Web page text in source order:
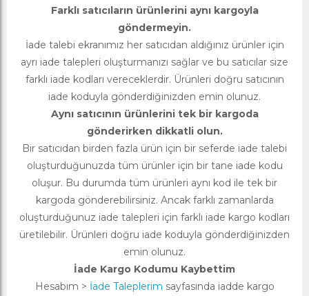
Farklı satıcıların ürünlerini aynı kargoyla
göndermeyin.
İade talebi ekranımız her satıcıdan aldığınız ürünler için
ayrı iade talepleri oluşturmanızı sağlar ve bu satıcılar size
farklı iade kodları vereceklerdir. Ürünleri doğru satıcının
iade koduyla gönderdiğinizden emin olunuz.
Aynı satıcının ürünlerini tek bir kargoda
gönderirken dikkatli olun.
Bir satıcıdan birden fazla ürün için bir seferde iade talebi
oluşturduğunuzda tüm ürünler için bir tane iade kodu
oluşur. Bu durumda tüm ürünleri aynı kod ile tek bir
kargoda gönderebilirsiniz. Ancak farklı zamanlarda
oluşturduğunuz iade talepleri için farklı iade kargo kodları
üretilebilir. Ürünleri doğru iade koduyla gönderdiğinizden
emin olunuz.
İade Kargo Kodumu Kaybettim
Hesabım > İade Taleplerim sayfasında iadde kargo